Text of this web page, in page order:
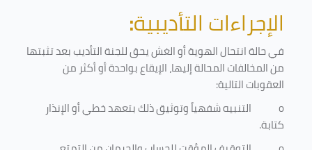
الإجراءات التأديبية:
في حالة انتحال الهوية أو الغش يحق للجنة التأديب بعد تثبتها
من المخالفات المحالة إليها، الإيقاع بواحدة أو أكثر من
العقوبات التالية:
o
التنبيه شفهياً وتوثيق ذلك بتعهد خطي أو الإنذار
كتابة.